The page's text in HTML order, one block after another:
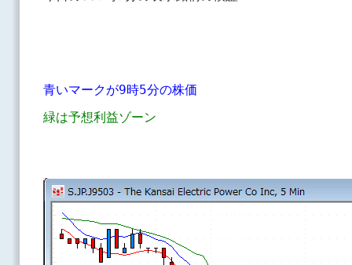
青いマークが9時5分の株価
緑は予想利益ゾーン